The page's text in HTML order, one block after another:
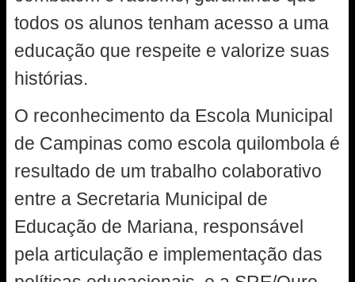
todos os alunos tenham acesso a uma
educação que respeite e valorize suas
histórias.
O reconhecimento da Escola Municipal
de Campinas como escola quilombola é
resultado de um trabalho colaborativo
entre a Secretaria Municipal de
Educação de Mariana, responsável
pela articulação e implementação das